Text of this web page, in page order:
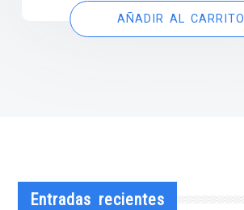
AÑADIR AL CARRITO
Entradas recientes